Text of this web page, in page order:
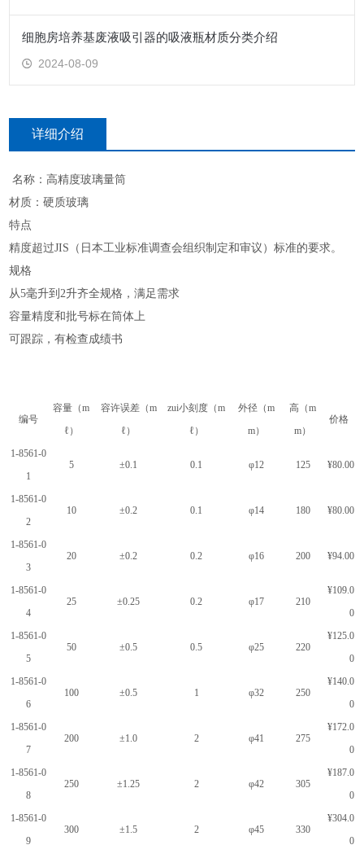
细胞房培养基废液吸引器的吸液瓶材质分类介绍
2024-08-09
详细介绍
名称：高精度玻璃量筒
材质：硬质玻璃
特点
精度超过JIS（日本工业标准调查会组织制定和审议）标准的要求。
规格
从5毫升到2升齐全规格，满足需求
容量精度和批号标在筒体上
可跟踪，有检查成绩书
编号
容量（m
ℓ）
容许误差（m
ℓ）
zui小刻度（m
ℓ）
外径（m
m）
高（m
m）
价格
1-8561-0
1
5 ±0.1 0.1 φ12 125 ¥80.00
1-8561-0
2
10 ±0.2 0.1 φ14 180 ¥80.00
1-8561-0
3
20 ±0.2 0.2 φ16 200 ¥94.00
1-8561-0
4
25 ±0.25 0.2 φ17 210
¥109.0
0
1-8561-0
5
50 ±0.5 0.5 φ25 220
¥125.0
0
1-8561-0
6
100 ±0.5 1 φ32 250
¥140.0
0
1-8561-0
7
200 ±1.0 2 φ41 275
¥172.0
0
1-8561-0
8
250 ±1.25 2 φ42 305
¥187.0
0
1-8561-0
9
300 ±1.5 2 φ45 330
¥304.0
0